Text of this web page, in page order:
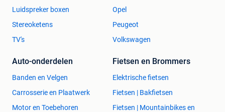
Luidspreker boxen
Stereoketens
TV's
Opel
Peugeot
Volkswagen
Auto-onderdelen
Banden en Velgen
Carrosserie en Plaatwerk
Motor en Toebehoren
Fietsen en Brommers
Elektrische fietsen
Fietsen | Bakfietsen
Fietsen | Mountainbikes en